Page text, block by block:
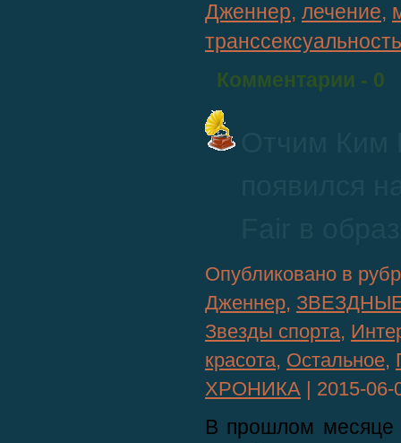
Дженнер, лечение,
транссексуальность
Комментарии - 0
Опубликовано в
Дженнер,
Звезды спорта,
красота, Остальное,
ХРОНИКА | 2015-06-
В прошлом месяце